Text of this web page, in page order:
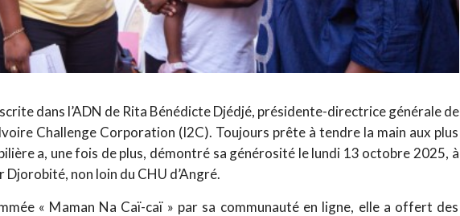
dans l’ADN de Rita Bénédicte Djédjé, présidente-directrice générale de
Challenge Corporation (I2C). Toujours prête à tendre la main aux plus
a, une fois de plus, démontré sa générosité le lundi 13 octobre 2025, à
non loin du CHU d’Angré.
« Maman Na Caï-caï » par sa communauté en ligne, elle a offert des